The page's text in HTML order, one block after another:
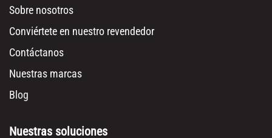
Sobre nosotros
Conviértete en nuestro revendedor
Contáctanos
Nuestras marcas
Blog
Nuestras soluciones